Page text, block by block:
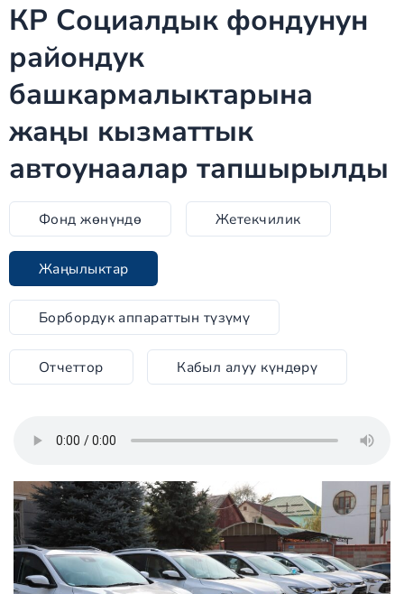
КР Социалдык фондунун
райондук
башкармалыктарына
жаңы кызматтык
автоунаалар тапшырылды
Фонд жөнүндө Жетекчилик
Жаңылыктар
Борбордук аппараттын түзүмү
Отчеттор Кабыл алуу күндөрү